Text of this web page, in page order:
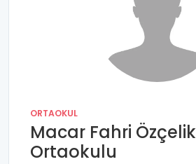
ORTAOKUL
Macar Fahri Özçelik
Ortaokulu